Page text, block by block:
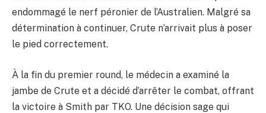
endommagé le nerf péronier de l’Australien. Malgré sa
détermination à continuer, Crute n’arrivait plus à poser
le pied correctement.
À la fin du premier round, le médecin a examiné la
jambe de Crute et a décidé d’arrêter le combat, offrant
la victoire à Smith par TKO. Une décision sage qui